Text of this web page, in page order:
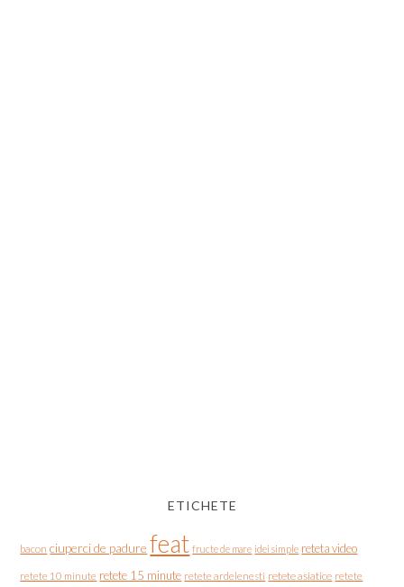
ETICHETE
bacon ciuperci de padure feat fructe de mare idei simple reteta video
retete 10 minute retete 15 minute retete ardelenesti retete asiatice retete